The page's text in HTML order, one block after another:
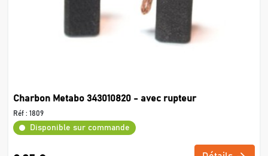
Charbon Metabo 343010820 - avec rupteur
Réf : 1809
Disponible sur commande